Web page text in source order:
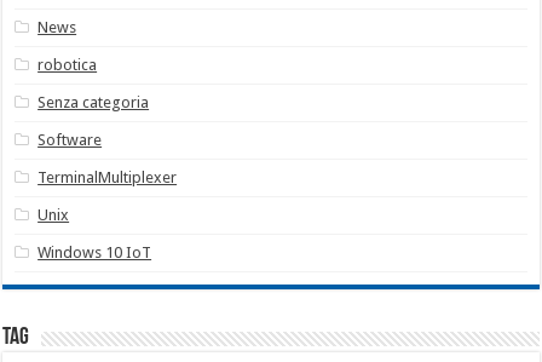
News
robotica
Senza categoria
Software
TerminalMultiplexer
Unix
Windows 10 IoT
Tag